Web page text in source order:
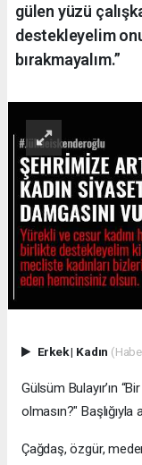
gülen yüzü
destekleyelim
bırakmayalım.”
Erkek| Kadın
Gülsüm Bulayır’ın
olmasın?"
Çağdaş, özgür,